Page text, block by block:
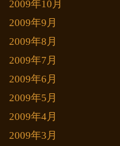
2009年10月
2009年9月
2009年8月
2009年7月
2009年6月
2009年5月
2009年4月
2009年3月